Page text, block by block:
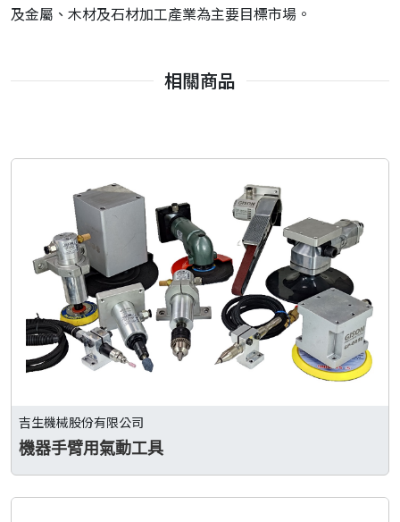
及金屬、木材及石材加工產業為主要目標市場。
相關商品
吉生機械股份有限公司
機器手臂用氣動工具